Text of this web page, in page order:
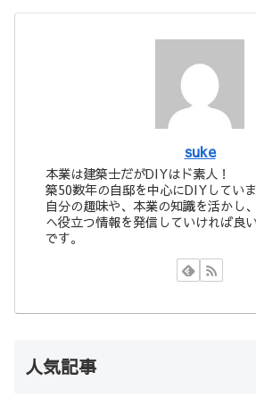
suke
本業は建築士だがDIYはド素人！
築50数年の自邸を中心にDIYしていま
自分の趣味や、本業の知識を活かし
へ役立つ情報を発信していければ良
です。
人気記事